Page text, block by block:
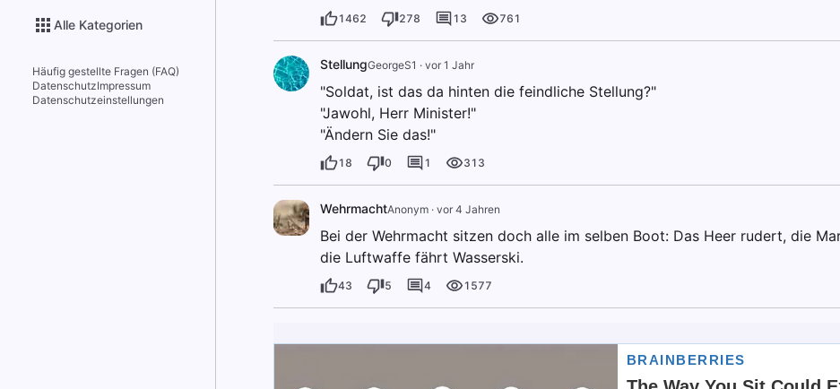
Alle Kategorien
Häufig gestellte Fragen (FAQ)
DatenschutzImpressum
Datenschutzeinstellungen
1462 278 13 761
StellungGeorgeS1 · vor 1 Jahr
"Soldat, ist das da hinten die feindliche Stellung?"
"Jawohl, Herr Minister!"
"Ändern Sie das!"
18 0 1 313
WehrmachtAnonym· vor 4 Jahren
Bei der Wehrmacht sitzen doch alle im selben Boot: Das Heer rudert, die
die Luftwaffe fährt Wasserski.
43 5 4 1577